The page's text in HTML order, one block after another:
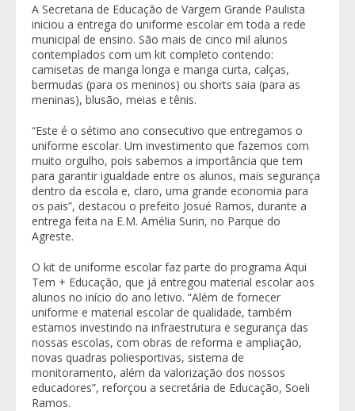
A Secretaria de Educação de Vargem Grande Paulista
iniciou a entrega do uniforme escolar em toda a rede
municipal de ensino. São mais de cinco mil alunos
contemplados com um kit completo contendo:
camisetas de manga longa e manga curta, calças,
bermudas (para os meninos) ou shorts saia (para as
meninas), blusão, meias e tênis.
“Este é o sétimo ano consecutivo que entregamos o
uniforme escolar. Um investimento que fazemos com
muito orgulho, pois sabemos a importância que tem
para garantir igualdade entre os alunos, mais segurança
dentro da escola e, claro, uma grande economia para
os pais”, destacou o prefeito Josué Ramos, durante a
entrega feita na E.M. Amélia Surin, no Parque do
Agreste.
O kit de uniforme escolar faz parte do programa Aqui
Tem + Educação, que já entregou material escolar aos
alunos no início do ano letivo. “Além de fornecer
uniforme e material escolar de qualidade, também
estamos investindo na infraestrutura e segurança das
nossas escolas, com obras de reforma e ampliação,
novas quadras poliesportivas, sistema de
monitoramento, além da valorização dos nossos
educadores”, reforçou a secretária de Educação, Soeli
Ramos.